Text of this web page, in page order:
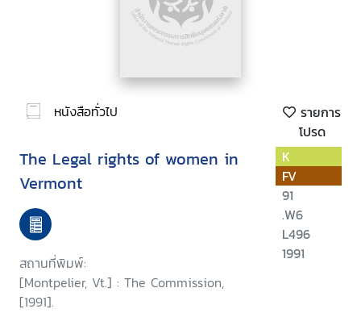
หนังสือทั่วไป
รายการ
โปรด
The Legal rights of women in
Vermont
สถานที่พิมพ์:
[Montpelier, Vt.] : The Commission,
[1991].
K
FV
91
.W6
L496
1991